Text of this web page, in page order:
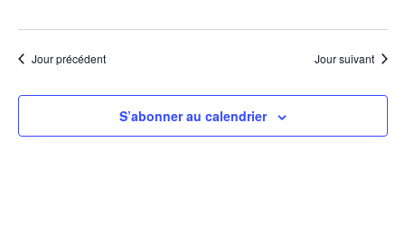
Jour précédent Jour suivant
S’abonner au calendrier